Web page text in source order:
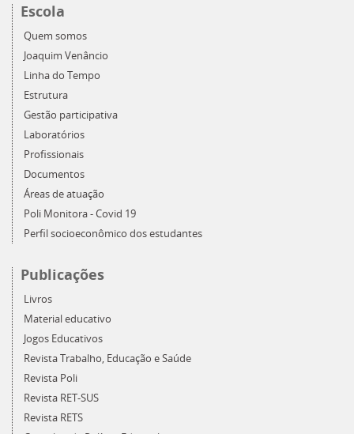
Escola
Quem somos
Joaquim Venâncio
Linha do Tempo
Estrutura
Gestão participativa
Laboratórios
Profissionais
Documentos
Áreas de atuação
Poli Monitora - Covid 19
Perfil socioeconômico dos estudantes
Publicações
Livros
Material educativo
Jogos Educativos
Revista Trabalho, Educação e Saúde
Revista Poli
Revista RET-SUS
Revista RETS